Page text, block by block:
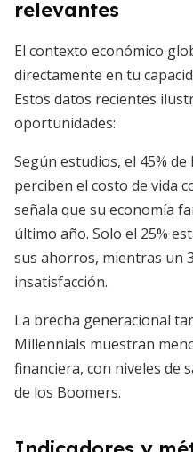
relevantes
El contexto económico
directamente en tu
Estos datos recientes
oportunidades:
Según estudios, el 45%
perciben el costo de vida
señala que su economía
último año. Solo el 25%
sus ahorros, mientras un
insatisfacción.
La brecha generacional
Millennials muestran
financiera, con niveles de
de los Boomers.